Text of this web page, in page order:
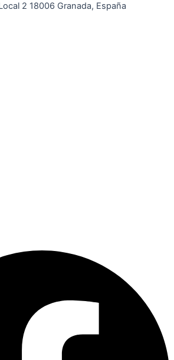
2 18006 Granada, España